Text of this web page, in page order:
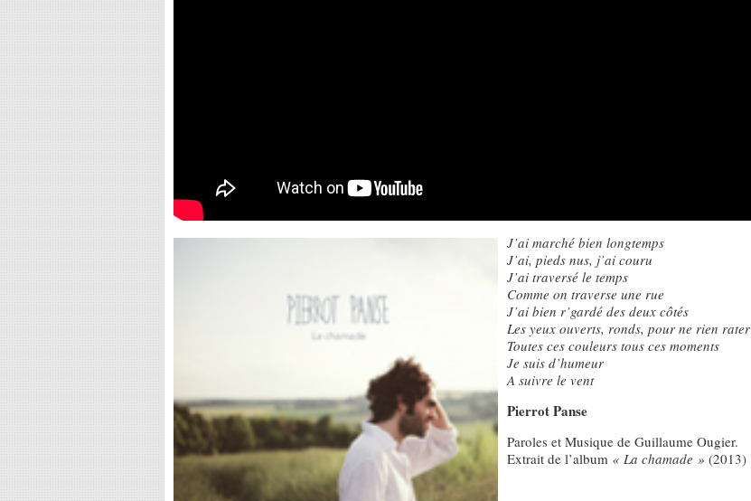
J’ai marché bien longtemps
J’ai, pieds nus, j’ai couru
J’ai traversé le temps
Comme on traverse une rue
J’ai bien r’gardé des deux côtés
Les yeux ouverts, ronds, pour ne rien rater
Toutes ces couleurs tous ces moments
Je suis d’humeur
A suivre le vent
Pierrot Panse
Paroles et Musique de Guillaume Ougier.
Extrait de l’album « La chamade » (2013)